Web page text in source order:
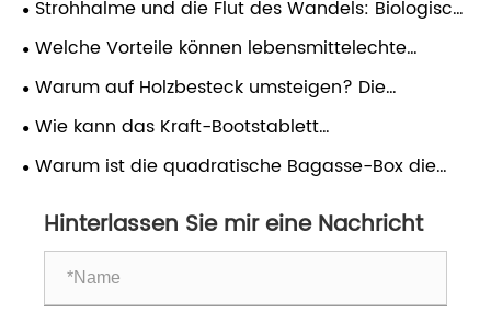
Strohhalme und die Flut des Wandels: Biologisch
abbaubare Lösungen für eine sauberere Zukunft
Welche Vorteile können lebensmittelechte
Papierschalen globalen Catering- und
Warum auf Holzbesteck umsteigen? Die
Revolution des umweltfreundlichen Essens
Wie kann das Kraft-Bootstablett
umweltfreundliche
Lebensmittelverpackungslösungen
revolutionieren?
Warum ist die quadratische Bagasse-Box die
Hinterlassen Sie mir eine Nachricht